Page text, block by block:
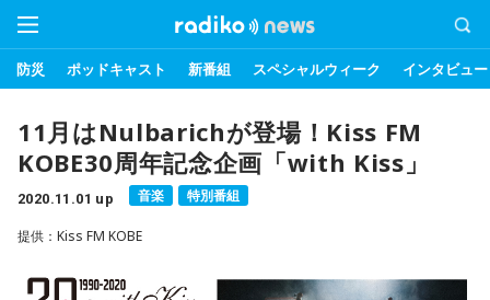
防災 ポッドキャスト 新番組 スペシャルウィーク インタビュー
11月はNulbarichが登場！Kiss FM
KOBE30周年記念企画「with Kiss」
2020.11.01 up 音楽 特別番組
提供：Kiss FM KOBE